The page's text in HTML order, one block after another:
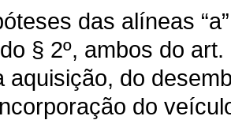
das alíneas “a”,
§ 2º, ambos do
aquisição, do
do